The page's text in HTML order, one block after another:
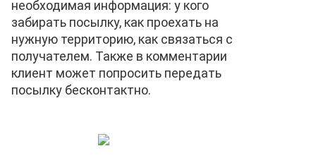
необходимая информация: у кого
забирать посылку, как проехать на
нужную территорию, как связаться с
получателем. Также в комментарии
клиент может попросить передать
посылку бесконтактно.